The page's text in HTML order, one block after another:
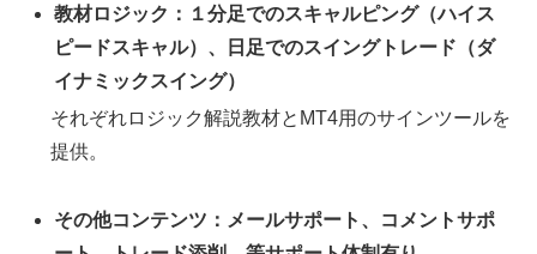
教材ロジック：１分足でのスキャルピング（ハイス
ピードスキャル）、日足でのスイングトレード（ダ
イナミックスイング）
それぞれロジック解説教材とMT4用のサインツールを
提供。
その他コンテンツ：メールサポート、コメントサポ